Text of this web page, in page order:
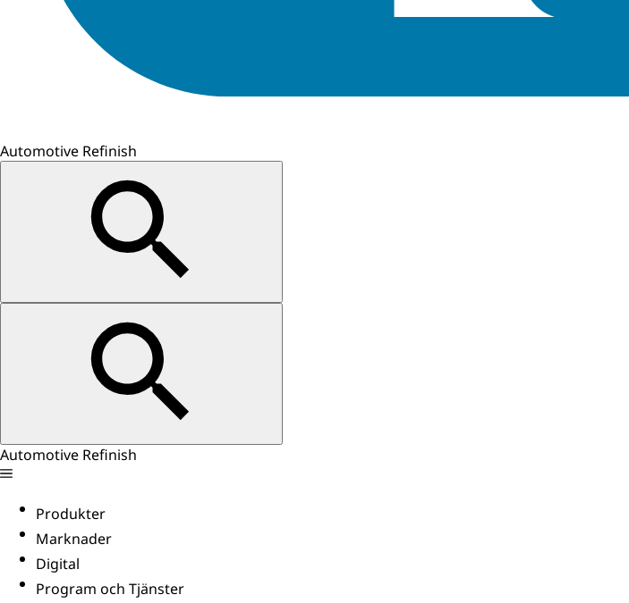
Automotive Refinish
Automotive Refinish
Produkter
Marknader
Digital
Program och Tjänster